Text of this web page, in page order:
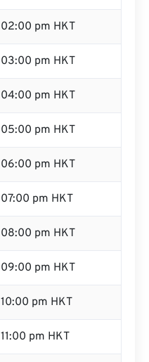
02:00 pm HKT
03:00 pm HKT
04:00 pm HKT
05:00 pm HKT
06:00 pm HKT
07:00 pm HKT
08:00 pm HKT
09:00 pm HKT
10:00 pm HKT
11:00 pm HKT